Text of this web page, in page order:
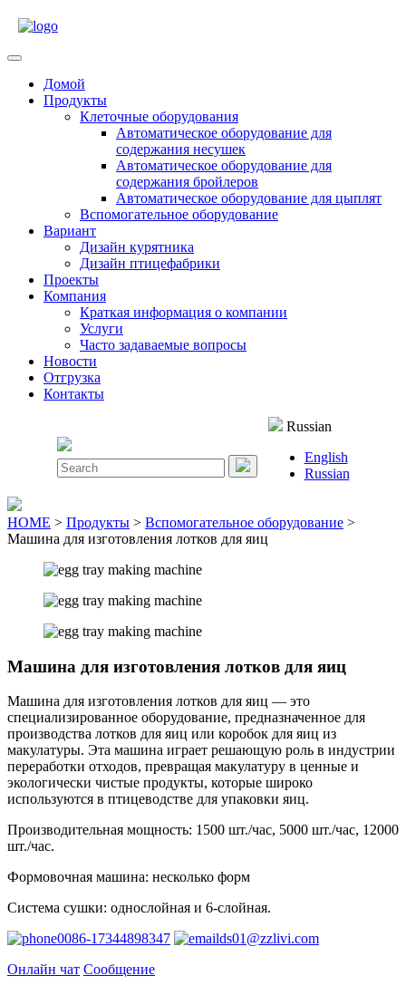
Open
Домой
Продукты
Клеточные оборудования
Автоматическое оборудование для
содержания несушек
Автоматическое оборудование для
содержания бройлеров
Автоматическое оборудование для цыплят
Вспомогательное оборудование
Вариант
Дизайн курятника
Дизайн птицефабрики
Проекты
Компания
Краткая информация о компании
Услуги
Часто задаваемые вопросы
Новости
Отгрузка
Контакты
Search
for:
Russian
English
Russian
HOME > Продукты > Вспомогательное оборудование >
Машина для изготовления лотков для яиц
Машина для изготовления лотков для яиц
Машина для изготовления лотков для яиц — это
специализированное оборудование, предназначенное для
производства лотков для яиц или коробок для яиц из
макулатуры. Эта машина играет решающую роль в индустрии
переработки отходов, превращая макулатуру в ценные и
экологически чистые продукты, которые широко
используются в птицеводстве для упаковки яиц.
Производительная мощность: 1500 шт./час, 5000 шт./час, 12000
шт./час.
Формовочная машина: несколько форм
Система сушки: однослойная и 6-слойная.
0086-17344898347
ds01@zzlivi.com
Онлайн чат Сообщение